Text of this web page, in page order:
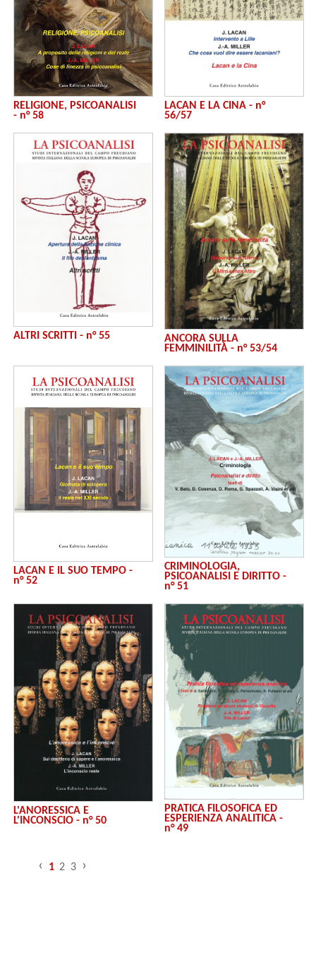
RELIGIONE, PSICOANALISI
- n° 58
LACAN E LA CINA - n°
56/57
ALTRI SCRITTI - n° 55
ANCORA SULLA
FEMMINILITÀ - n° 53/54
LACAN E IL SUO TEMPO -
n° 52
CRIMINOLOGIA,
PSICOANALISI E DIRITTO -
n° 51
L'ANORESSICA E
L'INCONSCIO - n° 50
PRATICA FILOSOFICA ED
ESPERIENZA ANALITICA -
n° 49
‹ 1 2 3 ›